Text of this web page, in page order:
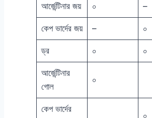
আর্জেন্টিনার জয় ০ –
কেপ ভার্দের জয় – ০
ড্র ০ ০
আর্জেন্টিনার
গোল
০
কেপ ভার্দের
০